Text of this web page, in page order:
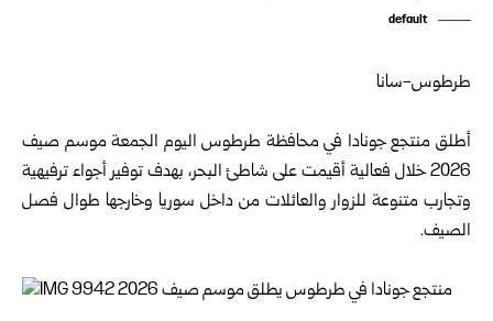
default
طرطوس-سانا
أطلق منتجع جونادا في محافظة طرطوساليوم الجمعة موسم صيف
2026 خلال فعالية أقيمت على شاطئ البحر، بهدف توفير أجواء ترفيهية
وتجارب متنوعة للزوار والعائلات من داخل سوريا وخارجها طوال فصل
الصيف.